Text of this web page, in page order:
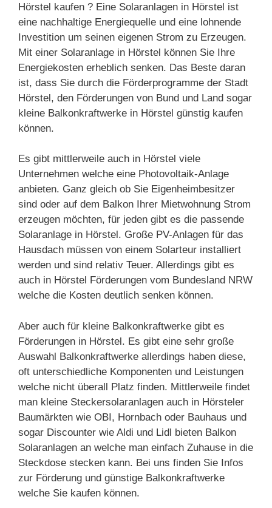
Hörstel kaufen ? Eine Solaranlagen in Hörstel ist
eine nachhaltige Energiequelle und eine lohnende
Investition um seinen eigenen Strom zu Erzeugen.
Mit einer Solaranlage in Hörstel können Sie Ihre
Energiekosten erheblich senken. Das Beste daran
ist, dass Sie durch die Förderprogramme der Stadt
Hörstel, den Förderungen von Bund und Land sogar
kleine Balkonkraftwerke in Hörstel günstig kaufen
können.
Es gibt mittlerweile auch in Hörstel viele
Unternehmen welche eine Photovoltaik-Anlage
anbieten. Ganz gleich ob Sie Eigenheimbesitzer
sind oder auf dem Balkon Ihrer Mietwohnung Strom
erzeugen möchten, für jeden gibt es die passende
Solaranlage in Hörstel. Große PV-Anlagen für das
Hausdach müssen von einem Solarteur installiert
werden und sind relativ Teuer. Allerdings gibt es
auch in Hörstel Förderungen vom Bundesland NRW
welche die Kosten deutlich senken können.
Aber auch für kleine Balkonkraftwerke gibt es
Förderungen in Hörstel. Es gibt eine sehr große
Auswahl Balkonkraftwerke allerdings haben diese,
oft unterschiedliche Komponenten und Leistungen
welche nicht überall Platz finden. Mittlerweile findet
man kleine Steckersolaranlagen auch in Hörsteler
Baumärkten wie OBI, Hornbach oder Bauhaus und
sogar Discounter wie Aldi und Lidl bieten Balkon
Solaranlagen an welche man einfach Zuhause in die
Steckdose stecken kann. Bei uns finden Sie Infos
zur Förderung und günstige Balkonkraftwerke
welche Sie kaufen können.